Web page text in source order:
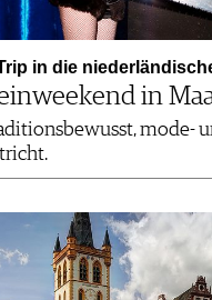
in die
in
mode-